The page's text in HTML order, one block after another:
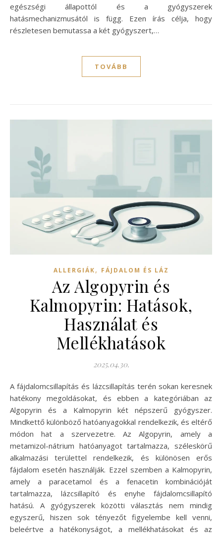
egészségi állapottól és a gyógyszerek
hatásmechanizmusától is függ. Ezen írás célja, hogy
részletesen bemutassa a két gyógyszert,…
TOVÁBB
ALLERGIÁK, FÁJDALOM ÉS LÁZ
Az Algopyrin és
Kalmopyrin: Hatások,
Használat és
Mellékhatások
2025.04.30.
A fájdalomcsillapítás és lázcsillapítás terén sokan keresnek
hatékony megoldásokat, és ebben a kategóriában az
Algopyrin és a Kalmopyrin két népszerű gyógyszer.
Mindkettő különböző hatóanyagokkal rendelkezik, és eltérő
módon hat a szervezetre. Az Algopyrin, amely a
metamizol-nátrium hatóanyagot tartalmazza, széleskörű
alkalmazási területtel rendelkezik, és különösen erős
fájdalom esetén használják. Ezzel szemben a Kalmopyrin,
amely a paracetamol és a fenacetin kombinációját
tartalmazza, lázcsillapító és enyhe fájdalomcsillapító
hatású. A gyógyszerek közötti választás nem mindig
egyszerű, hiszen sok tényezőt figyelembe kell venni,
beleértve a hatékonyságot, a mellékhatásokat és az